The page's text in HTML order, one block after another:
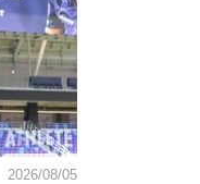
2026/08/05